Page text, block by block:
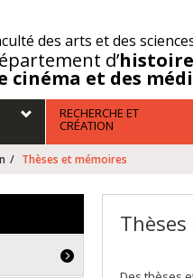
des arts et des
d’
cinéma et des
RECHERCHE ET
CRÉATION
Thèses et mémoires